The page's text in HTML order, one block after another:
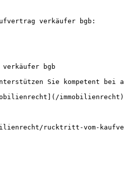
verkäufer bgb:
bgb
Sie kompetent
immobilienrecht)